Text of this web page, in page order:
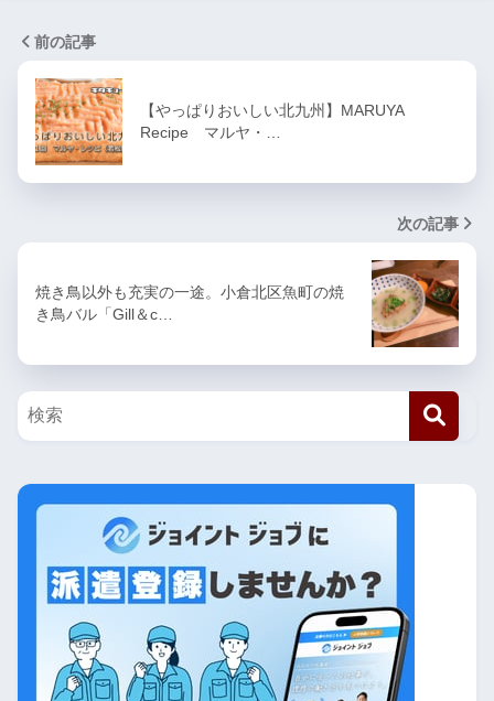
前の記事
【やっぱりおいしい北九州】MARUYA
Recipe マルヤ・…
次の記事
焼き鳥以外も充実の一途。小倉北区魚町の焼
き鳥バル「Gill＆c…